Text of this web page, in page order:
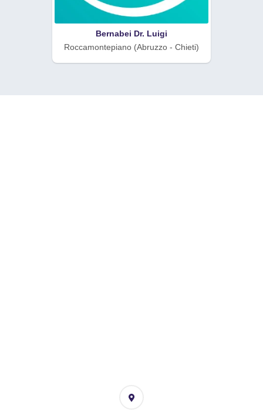
Bernabei Dr. Luigi
Roccamontepiano (Abruzzo - Chieti)